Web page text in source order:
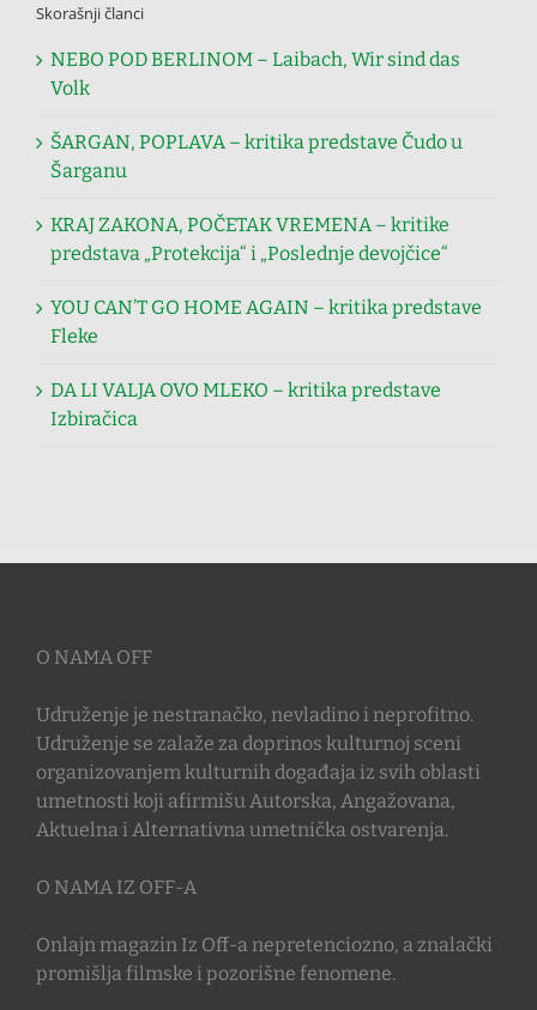
Skorašnji članci
NEBO POD BERLINOM – Laibach, Wir sind das
Volk
ŠARGAN, POPLAVA – kritika predstave Čudo u
Šarganu
KRAJ ZAKONA, POČETAK VREMENA – kritike
predstava „Protekcija“ i „Poslednje devojčice“
YOU CAN’T GO HOME AGAIN – kritika predstave
Fleke
DA LI VALJA OVO MLEKO – kritika predstave
Izbiračica
O NAMA OFF
Udruženje je nestranačko, nevladino i neprofitno.
Udruženje se zalaže za doprinos kulturnoj sceni
organizovanjem kulturnih događaja iz svih oblasti
umetnosti koji afirmišu Autorska, Angažovana,
Aktuelna i Alternativna umetnička ostvarenja.
O NAMA IZ OFF-A
Onlajn magazin Iz Off-a nepretenciozno, a znalački
promišlja filmske i pozorišne fenomene.